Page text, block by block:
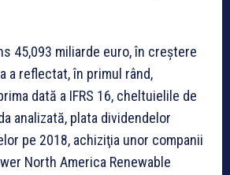
45,093 miliarde euro, în creştere
a reflectat, în primul rând,
dată a IFRS 16, cheltuielile de
analizată, plata dividendelor
pe 2018, achiziţia unor companii
North America Renewable